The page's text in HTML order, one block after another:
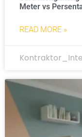
Meter vs
READ MORE »